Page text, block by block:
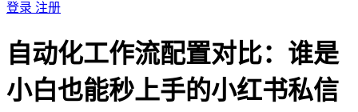
登录 注册
自动化工作流配置对比：谁是
小白也能秒上手的小红书私信